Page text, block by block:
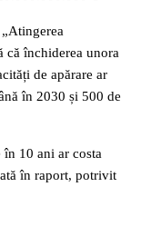
că închiderea unora
de apărare ar
în 2030 și 500 de
10 ani ar costa
în raport, potrivit